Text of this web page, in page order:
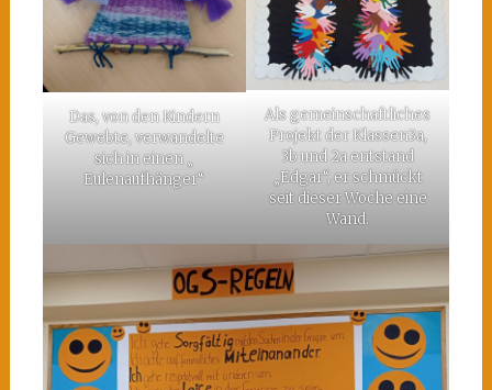
Das, von den Kindern
Gewebte, verwandelte
sich in einen „
Eulenaufhänger“
Als gemeinschaftliches
Projekt der Klassen3a,
3b und 2a entstand
„Edgar“, er schmückt
seit dieser Woche eine
Wand.